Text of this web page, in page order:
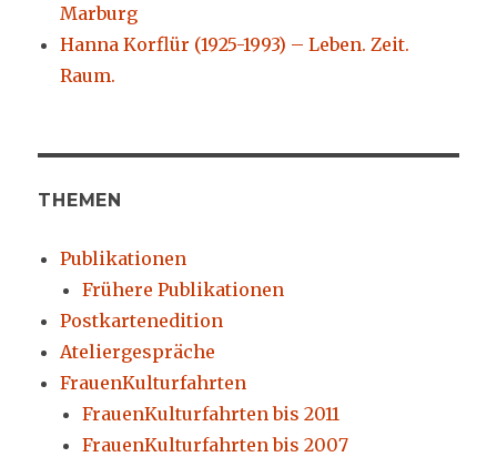
Marburg
Hanna Korflür (1925-1993) – Leben. Zeit.
Raum.
THEMEN
Publikationen
Frühere Publikationen
Postkartenedition
Ateliergespräche
FrauenKulturfahrten
FrauenKulturfahrten bis 2011
FrauenKulturfahrten bis 2007